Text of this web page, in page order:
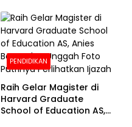
Bhayangkara ke-80
PENDIDIKAN
Raih Gelar Magister di
Harvard Graduate
School of Education AS,